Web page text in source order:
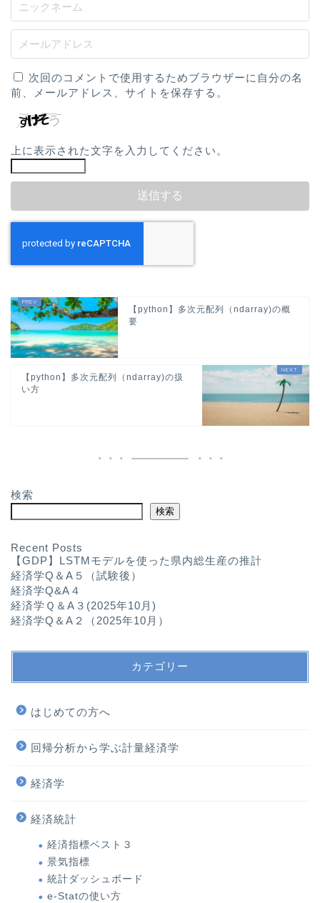
次回のコメントで使用するためブラウザーに自分の名
前、メールアドレス、サイトを保存する。
上に表示された文字を入力してください。
【python】多次元配列（ndarray)の概
要
【python】多次元配列（ndarray)の扱
い方
検索
検索
Recent Posts
【GDP】LSTMモデルを使った県内総生産の推計
経済学Q＆A５（試験後）
経済学Q&A４
経済学Ｑ＆A３(2025年10月)
経済学Q＆A２（2025年10月）
カテゴリー
はじめての方へ
回帰分析から学ぶ計量経済学
経済学
経済統計
経済指標ベスト３
景気指標
統計ダッシュボード
e-Statの使い方